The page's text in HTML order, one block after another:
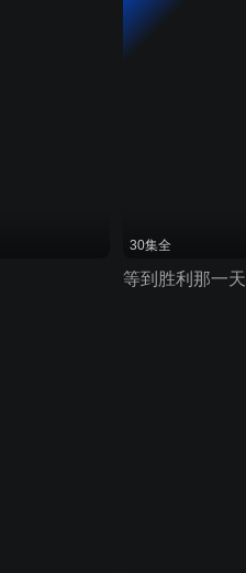
30集全
等到胜利那一天